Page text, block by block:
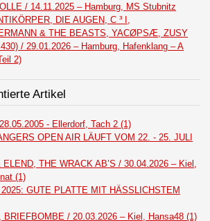
/ 14.11.2025 – Hamburg, MS Stubnitz
DIE AUGEN, C ³ I,
& THE BEASTS, YACØPSÆ, ZUSY
/ 29.01.2026 – Hamburg, Hafenklang – A
2)
Artikel
- Ellerdorf, Tach 2 (1)
OPEN AIR LÄUFT VOM 22. - 25. JULI
THE WRACK AB’S / 30.04.2026 – Kiel,
(1)
GUTE PLATTE MIT HÄSSLICHSTEM
BRIEFBOMBE / 20.03.2026 – Kiel, Hansa48 (1)